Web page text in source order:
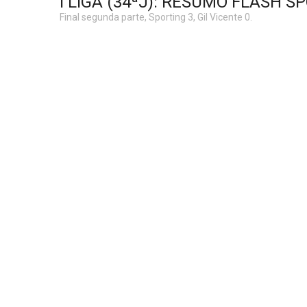
Final segunda parte, Sporting 3, Gil Vicente 0.